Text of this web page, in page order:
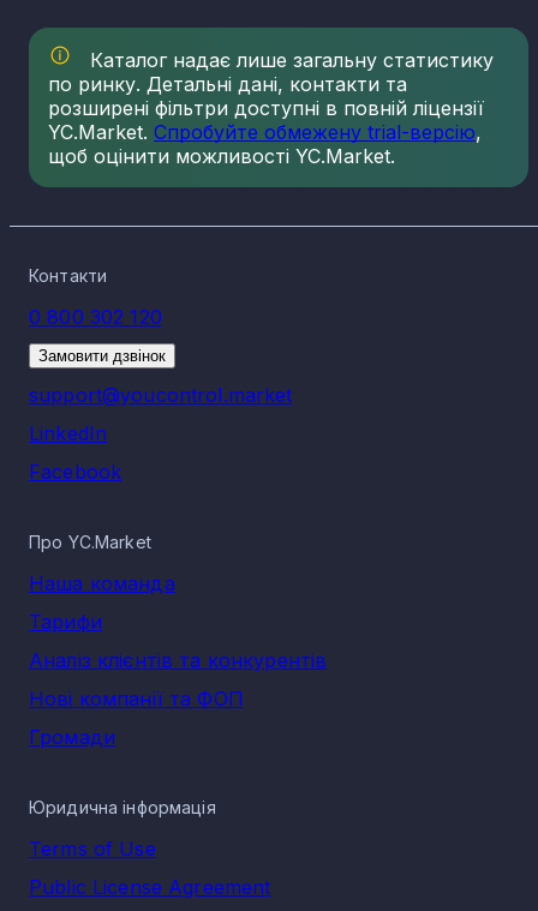
Каталог надає лише загальну статистику
по ринку. Детальні дані, контакти та
розширені фільтри доступні в повній ліцензії
YC.Market. Спробуйте обмежену trial-версію,
щоб оцінити можливості YC.Market.
Контакти
0 800 302 120
Замовити дзвінок
support@youcontrol.market
LinkedIn
Facebook
Про YC.Market
Наша команда
Тарифи
Аналіз клієнтів та конкурентів
Нові компанії та ФОП
Громади
Юридична інформація
Terms of Use
Public License Agreement